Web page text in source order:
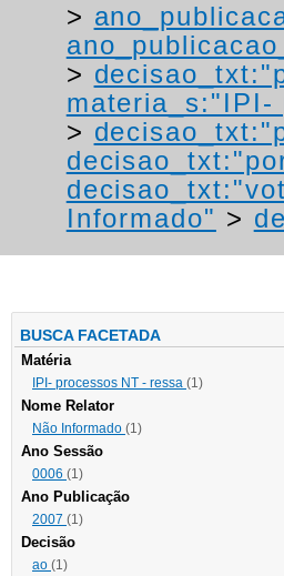
>
>
>
Informado" >
BUSCA FACETADA
Matéria
IPI- processos NT - ressa (1)
Nome Relator
Não Informado (1)
Ano Sessão
0006 (1)
Ano Publicação
2007 (1)
Decisão
ao (1)